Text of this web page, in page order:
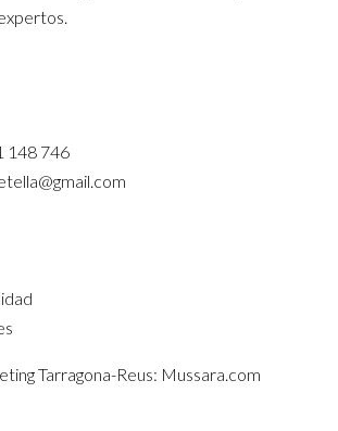
148 746
Tarragona-Reus: Mussara.com